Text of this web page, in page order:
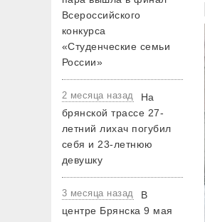
Всероссийского
конкурса
«Студенческие семьи
России»
2 месяца назад
На
брянской трассе 27-
летний лихач погубил
себя и 23-летнюю
девушку
3 месяца назад
В
центре Брянска 9 мая